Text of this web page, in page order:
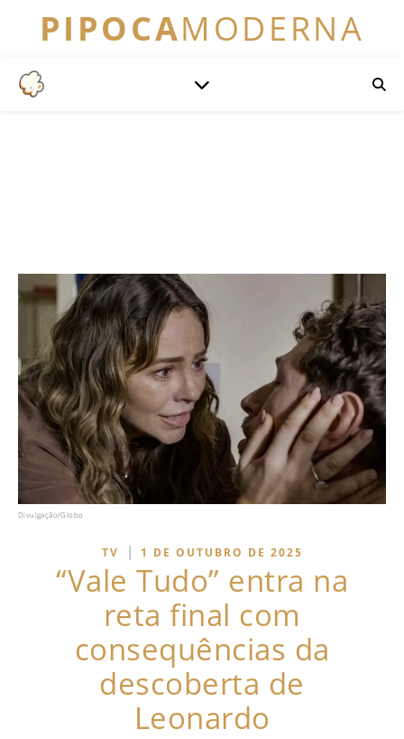
PIPOCAMODERNA
Divulgação/Globo
TV | 1 DE OUTUBRO DE 2025
“Vale Tudo” entra na
reta final com
consequências da
descoberta de
Leonardo